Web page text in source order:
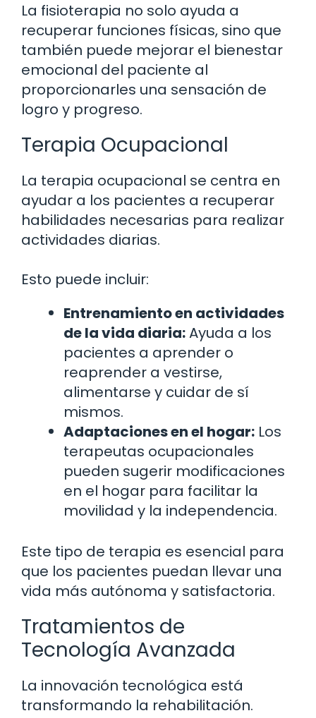
La fisioterapia no solo ayuda a
recuperar funciones físicas, sino que
también puede mejorar el bienestar
emocional del paciente al
proporcionarles una sensación de
logro y progreso.
Terapia Ocupacional
La terapia ocupacional se centra en
ayudar a los pacientes a recuperar
habilidades necesarias para realizar
actividades diarias.
Esto puede incluir:
Entrenamiento en actividades
de la vida diaria:Ayuda a los
pacientes a aprender o
reaprender a vestirse,
alimentarse y cuidar de sí
mismos.
Adaptaciones en el hogar: Los
terapeutas ocupacionales
pueden sugerir modificaciones
en el hogar para facilitar la
movilidad y la independencia.
Este tipo de terapia es esencial para
que los pacientes puedan llevar una
vida más autónoma y satisfactoria.
Tratamientos de
Tecnología Avanzada
La innovación tecnológica está
transformando la rehabilitación.